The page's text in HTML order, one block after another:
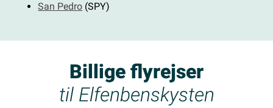
San Pedro (SPY)
Billige flyrejser
til Elfenbenskysten